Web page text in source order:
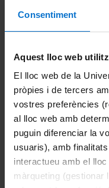
Consentiment
Aquest lloc web
El lloc web de la
pròpies i de tercers
vostres preferències
al lloc web amb
puguin diferenciar la
usuaris), amb
interactueu amb el
màrqueting (gestionar